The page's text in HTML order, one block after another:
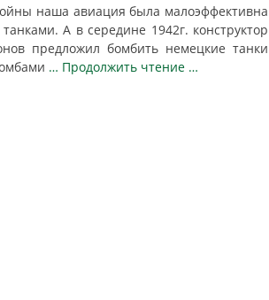
наша авиация была малоэффективна
А в середине 1942г. конструктор
предложил бомбить немецкие танки
… Продолжить чтение …